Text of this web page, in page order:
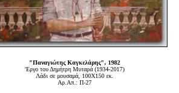
"Παναγιώτης Καγκελάρης", 1982
'Εργο του Δημήτρη Μυταρά (1934-2017)
Λάδι σε μουσαμά, 100Χ150 εκ.
Αρ.Απ.: Π-27